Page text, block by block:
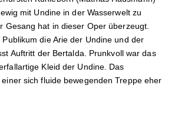
mit Undine in der Wasserwelt zu
Gesang hat in dieser Oper überzeugt.
die Arie der Undine und der
Auftritt der Bertalda. Prunkvoll war das
Kleid der Undine. Das
sich fluide bewegenden Treppe eher